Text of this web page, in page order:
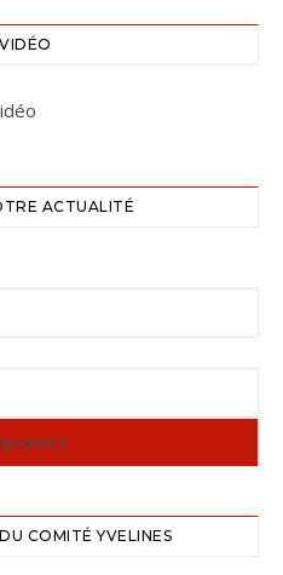
ACTUALITÉ
COMITÉ YVELINES